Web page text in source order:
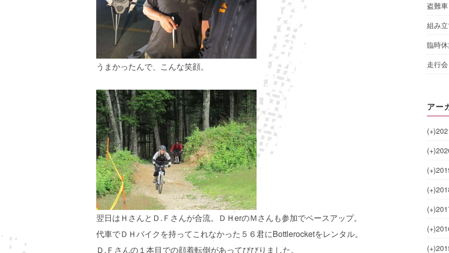
うまかったんで、こんな笑顔。
翌日はＨさんとＤ.Ｆさんが合流。ＤＨerのＭさんも参加でペースアップ。
代車でＤＨバイクを持ってこれなかった５６君にBottlerocketをレンタル。
Ｄ.Ｆさんの１本目での顔着転倒があってびびりました。
盗難車
組み
臨時
走行
アー
(+)
(+)
(+)
(+)
(+)
(+)
(+)